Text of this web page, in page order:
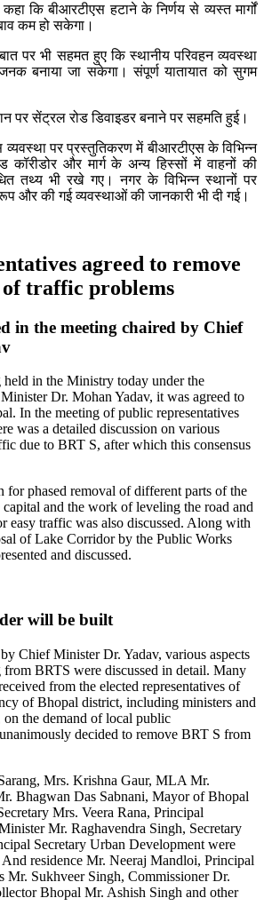
कि बीआरटीएस हटाने के निर्णय से व्यस्त मार्गों
कम हो सकेगा।
पर भी सहमत हुए कि स्थानीय परिवहन व्यवस्था
बनाया जा सकेगा। संपूर्ण यातायात को सुगम
पर सेंट्रल रोड डिवाइडर बनाने पर सहमति हुई।
व्यवस्था पर प्रस्तुतिकरण में बीआरटीएस के विभिन्न
कॉरीडोर और मार्ग के अन्य हिस्सों में वाहनों की
तथ्य भी रखे गए। नगर के विभिन्न स्थानों पर
और की गई व्यवस्थाओं की जानकारी भी दी गई।
agreed to remove
traffic problems
in the meeting chaired by Chief
in the Ministry today under the
Dr. Mohan Yadav, it was agreed to
In the meeting of public representatives
was a detailed discussion on various
due to BRT S, after which this consensus
for phased removal of different parts of the
and the work of leveling the road and
easy traffic was also discussed. Along with
of Lake Corridor by the Public Works
and discussed.
will be built
Chief Minister Dr. Yadav, various aspects
from BRTS were discussed in detail. Many
from the elected representatives of
of Bhopal district, including ministers and
the demand of local public
decided to remove BRT S from
Mrs. Krishna Gaur, MLA Mr.
Bhagwan Das Sabnani, Mayor of Bhopal
Mrs. Veera Rana, Principal
Mr. Raghavendra Singh, Secretary
Secretary Urban Development were
And residence Mr. Neeraj Mandloi, Principal
Mr. Sukhveer Singh, Commissioner Dr.
Bhopal Mr. Ashish Singh and other